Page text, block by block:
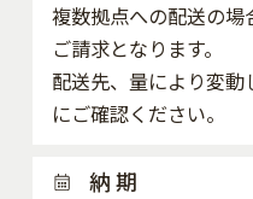
複数拠点への配送の
ご請求となります。
配送先、量により変
にご確認ください。
納 期